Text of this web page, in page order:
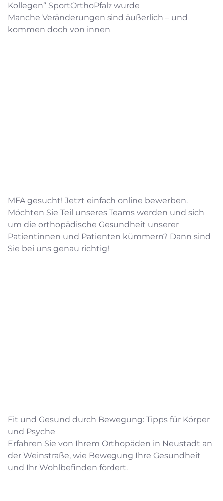
Kollegen“ SportOrthoPfalz wurde
Manche Veränderungen sind äußerlich – und
kommen doch von innen.
MFA gesucht! Jetzt einfach online bewerben.
Möchten Sie Teil unseres Teams werden und sich
um die orthopädische Gesundheit unserer
Patientinnen und Patienten kümmern? Dann sind
Sie bei uns genau richtig!
Fit und Gesund durch Bewegung: Tipps für Körper
und Psyche
Erfahren Sie von Ihrem Orthopäden in Neustadt an
der Weinstraße, wie Bewegung Ihre Gesundheit
und Ihr Wohlbefinden fördert.